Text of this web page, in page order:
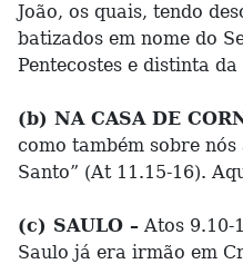
João, os quais, tendo
batizados em nome do
Pentecostes e distinta
(b) NA CASA DE
como também sobre
Santo” (At 11.15-16).
(c) SAULO – Atos 9.10-
Saulo já era irmão em